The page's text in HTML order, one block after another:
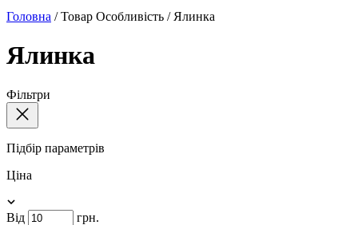
Головна /Товар Особливість / Ялинка
Ялинка
Фільтри
Підбір параметрів
Ціна
Від
грн.